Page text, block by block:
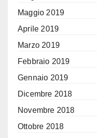
Maggio 2019
Aprile 2019
Marzo 2019
Febbraio 2019
Gennaio 2019
Dicembre 2018
Novembre 2018
Ottobre 2018